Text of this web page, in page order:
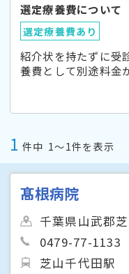
選定療養費について
選定療養費あり
紹介状を持たずに受
養費として別途料金
1 件中 1〜1件を表示
髙根病院
千葉県山武郡
0479-77-1133
芝山千代田駅